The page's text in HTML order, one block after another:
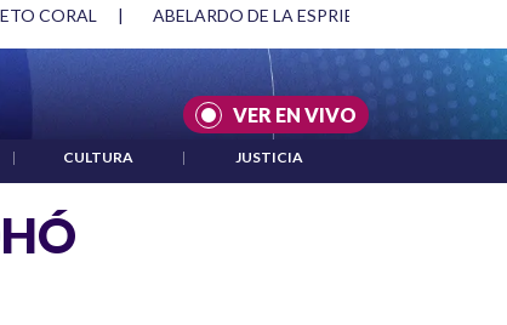
CORAL | ABELARDO DE LA ESPRIELLA Y DMG
VER EN VIVO
| CULTURA | JUSTICIA